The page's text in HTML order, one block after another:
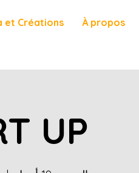
et Créations À propos
UP